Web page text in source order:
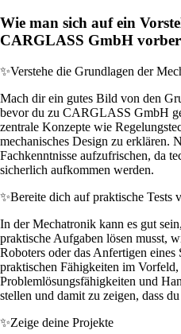
Wie man sich auf ein
CARGLASS GmbH
✨Verstehe die Grundlagen der
Mach dir ein gutes Bild von den
bevor du zu CARGLASS GmbH
zentrale Konzepte wie
mechanisches Design zu erklären.
Fachkenntnisse aufzufrischen, da
sicherlich aufkommen werden.
✨Bereite dich auf praktische Tests
In der Mechatronik kann es gut
praktische Aufgaben lösen musst,
Roboters oder das Anfertigen eines
praktischen Fähigkeiten im Vorfeld,
Problemlösungsfähigkeiten und
stellen und damit zu zeigen, dass
✨Zeige deine Projekte